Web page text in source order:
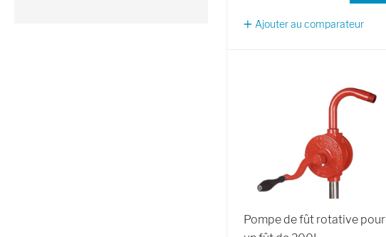
Ajouter au comparateur
Pompe de fût rotative pour